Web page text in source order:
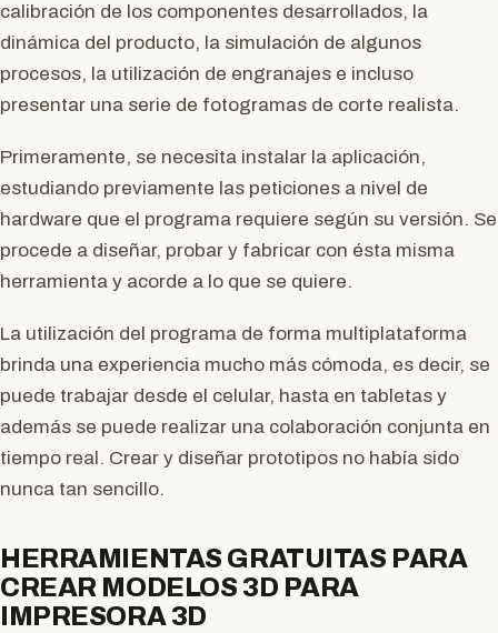
calibración de los componentes desarrollados, la
dinámica del producto, la simulación de algunos
procesos, la utilización de engranajes e incluso
presentar una serie de fotogramas de corte realista.
Primeramente, se necesita instalar la aplicación,
estudiando previamente las peticiones a nivel de
hardware que el programa requiere según su versión. Se
procede a diseñar, probar y fabricar con ésta misma
herramienta y acorde a lo que se quiere.
La utilización del programa de forma multiplataforma
brinda una experiencia mucho más cómoda, es decir, se
puede trabajar desde el celular, hasta en tabletas y
además se puede realizar una colaboración conjunta en
tiempo real. Crear y diseñar prototipos no había sido
nunca tan sencillo.
HERRAMIENTAS GRATUITAS PARA
CREAR MODELOS 3D PARA
IMPRESORA 3D